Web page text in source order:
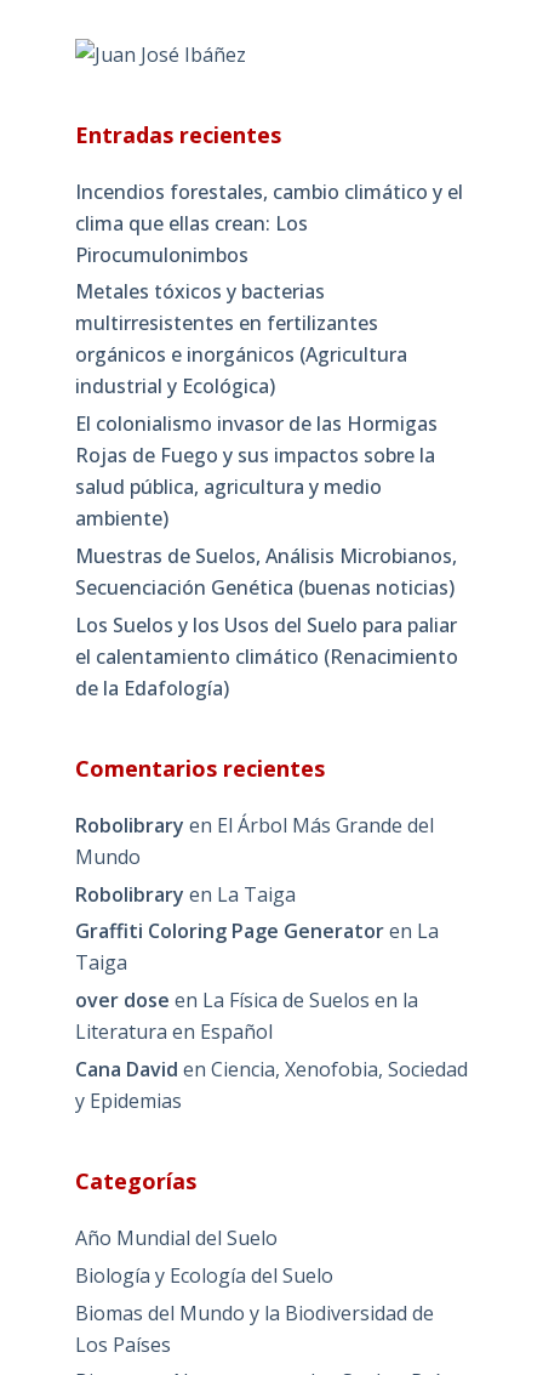
Entradas recientes
Incendios forestales, cambio climático y el
clima que ellas crean: Los
Pirocumulonimbos
Metales tóxicos y bacterias
multirresistentes en fertilizantes
orgánicos e inorgánicos (Agricultura
industrial y Ecológica)
El colonialismo invasor de las Hormigas
Rojas de Fuego y sus impactos sobre la
salud pública, agricultura y medio
ambiente)
Muestras de Suelos, Análisis Microbianos,
Secuenciación Genética (buenas noticias)
Los Suelos y los Usos del Suelo para paliar
el calentamiento climático (Renacimiento
de la Edafología)
Comentarios recientes
Robolibrary en El Árbol Más Grande del
Mundo
Robolibrary en La Taiga
Graffiti Coloring Page Generatoren La
Taiga
over dose en La Física de Suelos en la
Literatura en Español
Cana David en Ciencia, Xenofobia, Sociedad
y Epidemias
Categorías
Año Mundial del Suelo
Biología y Ecología del Suelo
Biomas del Mundo y la Biodiversidad de
Los Países